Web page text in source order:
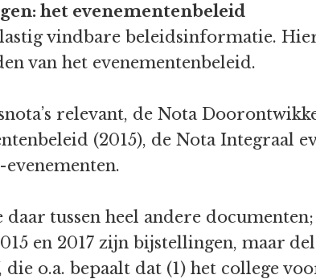
het evenementenbeleid
vindbare beleidsinformatie.
van het evenementenbeleid.
relevant, de Nota
(2015), de Nota Integraal
daar tussen heel andere
en 2017 zijn bijstellingen, maar
die o.a. bepaalt dat (1) het college